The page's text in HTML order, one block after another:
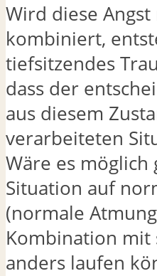
Wird diese
kombiniert,
tiefsitzendes
dass der
aus diesem
verarbeiteten
Wäre es
Situation auf
(normale
Kombination mit
anders laufen